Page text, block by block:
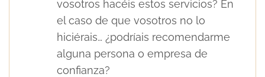
vosotros hacéis estos servicios? En
el caso de que vosotros no lo
hiciérais… ¿podríais recomendarme
alguna persona o empresa de
confianza?